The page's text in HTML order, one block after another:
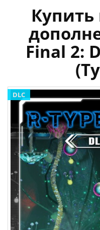
Купить
Final 2:
DLC